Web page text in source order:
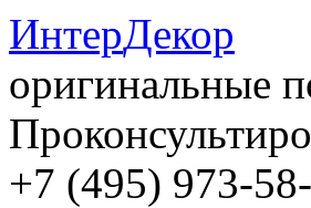
ИнтерДекор
оригинальные
+7 (495) 973-